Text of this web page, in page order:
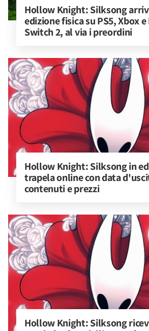
Hollow Knight: Silksong
edizione fisica su PS5, Xbox
Switch 2, al via i preordini
Hollow Knight: Silksong in
trapela online con data
contenuti e prezzi
Hollow Knight: Silksong